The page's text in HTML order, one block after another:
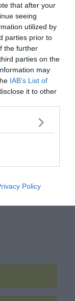
that after your
seeing
utilized by
parties prior to
the further
parties on the
may
IAB’s List of
it to other
Policy